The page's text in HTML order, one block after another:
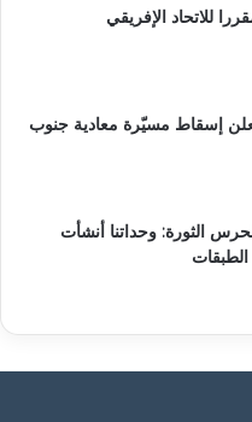
للاتحاد الإفريقي
إسقاط مسيّرة معادية جنوب
لحرس الثورة: وحداتنا أنشأت
الطبقات